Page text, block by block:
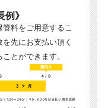
例》
料をご用意するこ
先にお支払い頂く
とができます。